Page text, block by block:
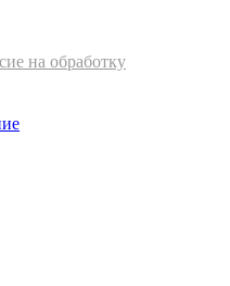
на обработку